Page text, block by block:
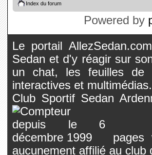
Index du forum
Powered by
Le portail
Sedan et d'y réagir sur
un chat, les feuilles de
interactives et
Club Sportif Sedan
pages
aucunement affilié au club